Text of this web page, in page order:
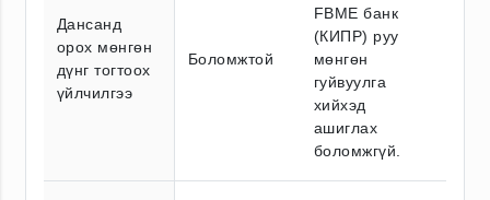
Дансанд
орох мөнгөн
дүнг тогтоох
үйлчилгээ
Боломжтой
FBME банк
(КИПР) руу
мөнгөн
гуйвуулга
хийхэд
ашиглах
боломжгүй.